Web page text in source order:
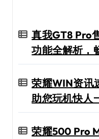
真我GT8 Pro
功能全解析，
荣耀WIN资讯
助您玩机快人
荣耀500 Pro